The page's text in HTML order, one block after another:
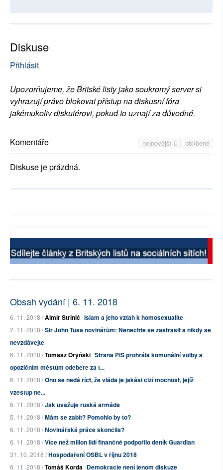
Diskuse
Přihlásit
Upozorňujeme, že Britské listy jako soukromý server si
vyhrazují právo blokovat přístup na diskusní fóra
jakémukoliv diskutérovi, pokud to uznají za důvodné.
nejnovější oblíbené
Komentáře
Diskuse je prázdná.
Obsah vydání | 6. 11. 2018
6. 11. 2018 /Almir Strinić Islam a jeho vzťah k homosexualite
2. 11. 2018 /Sir John Tusa novinářům: Nenechte se zastrašit a nikdy se
nevzdávejte
6. 11. 2018 /Tomasz Oryński Strana PiS prohrála komunální volby a
opozičním městům odebere za t...
6. 11. 2018 /Ono se nedá říct, že vláda je jakási cizí mocnost, jejíž
vzestup ne...
6. 11. 2018 /Jak uvažuje ruská armáda
5. 11. 2018 /Mám se zabít? Pomohlo by to?
6. 11. 2018 /Novinářská práce skončila?
6. 11. 2018 /Více než milion lidí finančně podpořilo deník Guardian
31. 10. 2018 /Hospodaření OSBL v říjnu 2018
6. 11. 2018 /Tomáš Korda Demokracie není jenom diskuze